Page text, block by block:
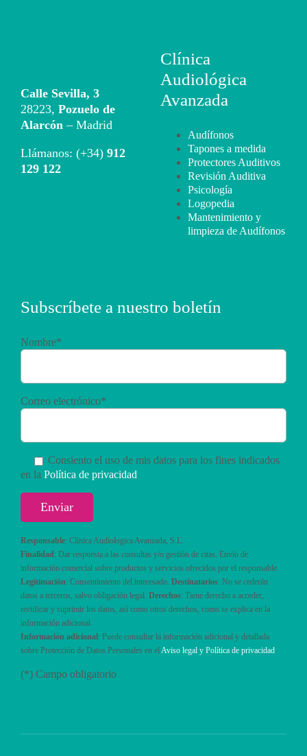
Calle Sevilla, 3
28223, Pozuelo de
Alarcón– Madrid
Llámanos: (+34) 912
129 122
Clínica
Audiológica
Avanzada
Audífonos
Tapones a medida
Protectores Auditivos
Revisión Auditiva
Psicología
Logopedia
Mantenimiento y
limpieza de Audífonos
Subscríbete a nuestro boletín
Nombre*
Correo electrónico*
Consiento el uso de mis datos para los fines indicados
en la Política de privacidad
Responsable: Clínica Audiologica Avanzada, S.L.
Finalidad : Dar respuesta a las consultas y/o gestión de citas. Envío de
información comercial sobre productos y servicios ofrecidos por el responsable.
Legitimación: Consentimiento del interesado. Destinatarios: No se cederán
datos a terceros, salvo obligación legal. Derechos: Tiene derecho a acceder,
rectificar y suprimir los datos, así como otros derechos, como se explica en la
información adicional
Información adicional : Puede consultar la información adicional y detallada
sobre Protección de Datos Personales en elAviso legal y Política de privacidad
(*) Campo obligatorio